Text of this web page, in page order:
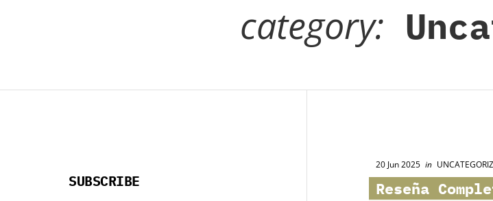
category:
SUBSCRIBE
20 Jun 2025 in
Reseña